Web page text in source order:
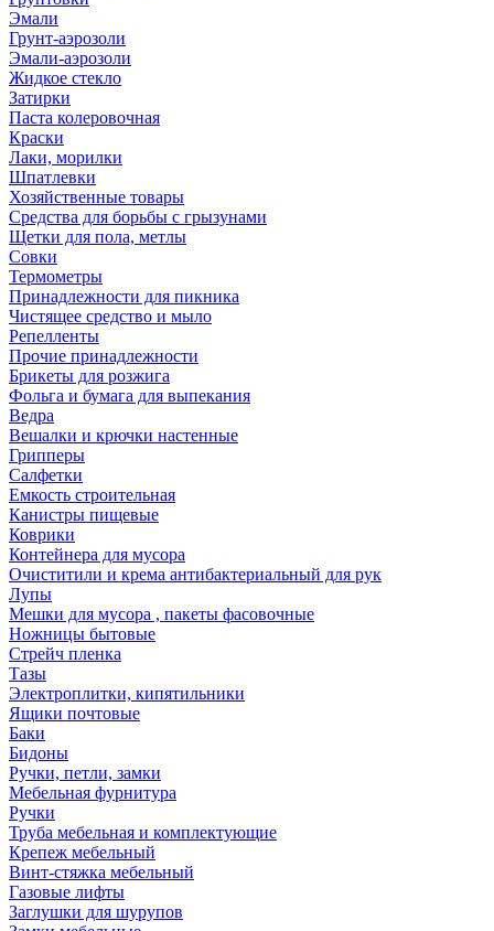
Эмали
Грунт-аэрозоли
Эмали-аэрозоли
Жидкое стекло
Затирки
Паста колеровочная
Краски
Лаки, морилки
Шпатлевки
Хозяйственные товары
Средства для борьбы с грызунами
Щетки для пола, метлы
Совки
Термометры
Принадлежности для пикника
Чистящее средство и мыло
Репелленты
Прочие принадлежности
Брикеты для розжига
Фольга и бумага для выпекания
Ведра
Вешалки и крючки настенные
Грипперы
Салфетки
Емкость строительная
Канистры пищевые
Коврики
Контейнера для мусора
Очиститили и крема антибактериальный для рук
Лупы
Мешки для мусора , пакеты фасовочные
Ножницы бытовые
Стрейч пленка
Тазы
Электроплитки, кипятильники
Ящики почтовые
Баки
Бидоны
Ручки, петли, замки
Мебельная фурнитура
Ручки
Труба мебельная и комплектующие
Крепеж мебельный
Винт-стяжка мебельный
Газовые лифты
Заглушки для шурупов